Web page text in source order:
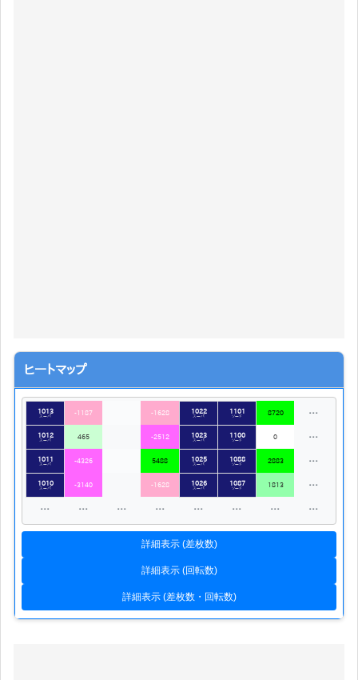
ヒートマップ
1013
スーパ
-1187 -1628 1022
スーパ
1101
ソード
8720 …
1012
スーパ
465 -2512 1023
スーパ
1100
ソード
0 …
1011
スーパ
-4326 5488 1025
スーパ
1088
ソード
2883 …
1010
スーパ
-3140 -1628 1026
スーパ
1087
ソード
1813 …
… … … … … … … …
詳細表示 (差枚数)
詳細表示 (回転数)
詳細表示 (差枚数・回転数)